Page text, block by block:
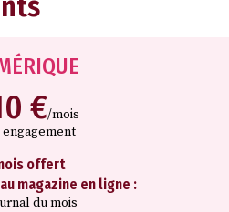
€/mois
engagement
offert
magazine en ligne :
du mois